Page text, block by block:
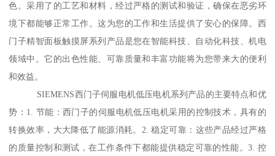
色。采用了的工艺和材料，经过严格的测试和验证，确保在恶劣环
境下都能够正常工作。这为您的工作和生活提供了安心的保障。西
门子精智面板触摸屏系列产品是您在智能科技、自动化科技、机电
领域中。它的出色性能、可靠质量和丰富功能将为您带来大的便利
和效益。
SIEMENS西门子伺服电机低压电机系列产品的主要特点和优
势：1. 节能：西门子的伺服电机低压电机采用的控制技术，具有的
转换效率，大大降低了能源消耗。2. 稳定可靠：这些产品经过严格
的质量控制和测试，在工作条件下都能提供稳定可靠的性能。3. 控